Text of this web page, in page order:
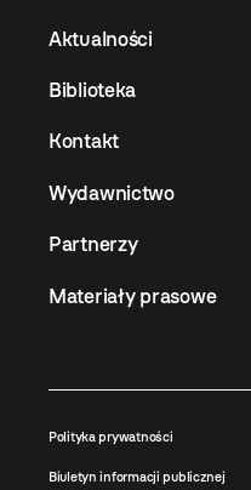
Aktualności
Biblioteka
Kontakt
Wydawnictwo
Partnerzy
Materiały prasowe
Polityka prywatności
Biuletyn informacji publicznej